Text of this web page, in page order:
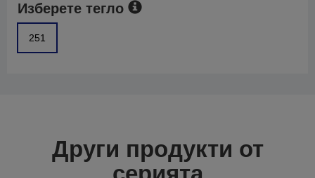
Изберете тегло
251
Други продукти от